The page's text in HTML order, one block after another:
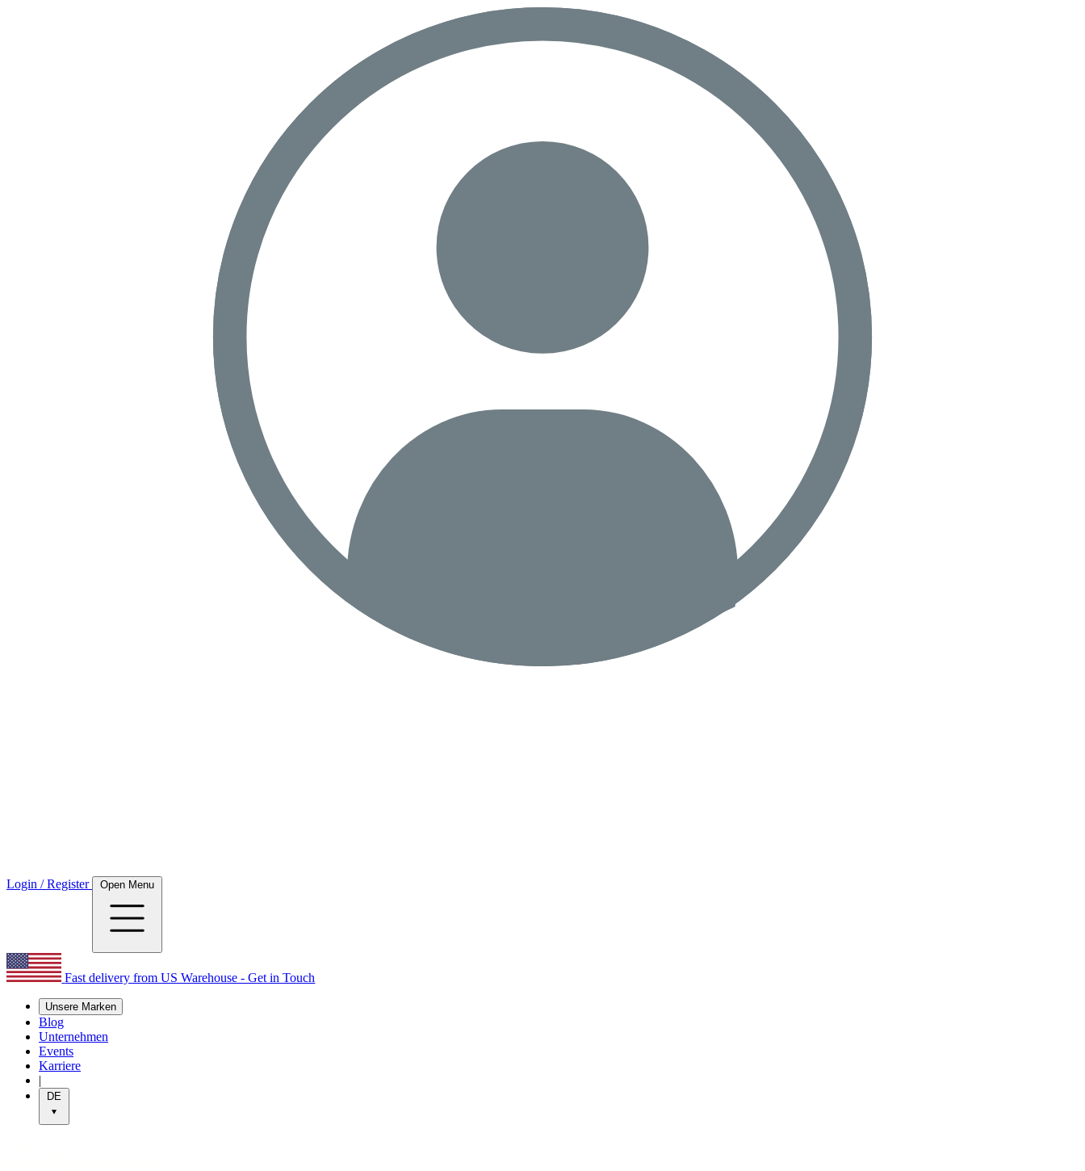
Login / Register Open Menu
Fast delivery from US Warehouse - Get in Touch
Unsere Marken
Blog
Unternehmen
Events
Karriere
|
DE